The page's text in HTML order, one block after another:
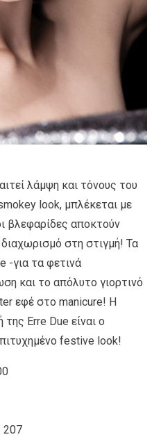
λάμψη και τόνους του
look, μπλέκεται με
βλεφαρίδες αποκτούν
στη στιγμή! Τα
-για τα φετινά
και το απόλυτο γιορτινό
εφέ στο manicure! Η
της Erre Due είναι ο
festive look!
207